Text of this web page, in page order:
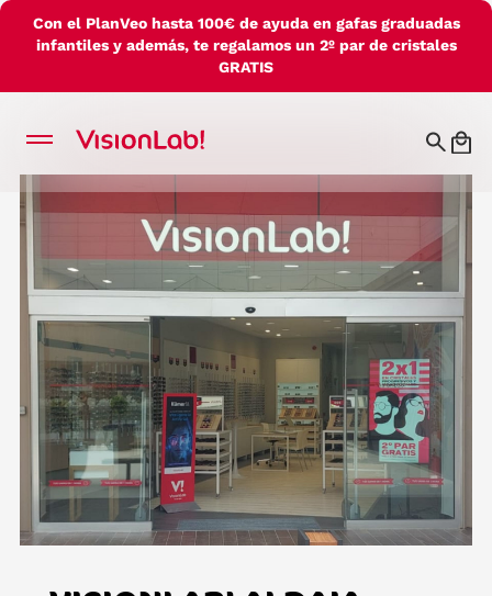
Con el PlanVeo hasta 100€ de ayuda en gafas graduadas
infantiles y además, te regalamos un 2º par de cristales
GRATIS